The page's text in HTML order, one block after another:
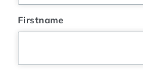
Firstname